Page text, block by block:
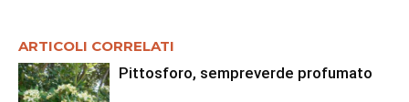
ARTICOLI CORRELATI
Pittosforo, sempreverde profumato